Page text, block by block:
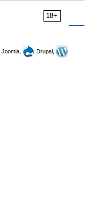
18+
Joomla,
Drupal,